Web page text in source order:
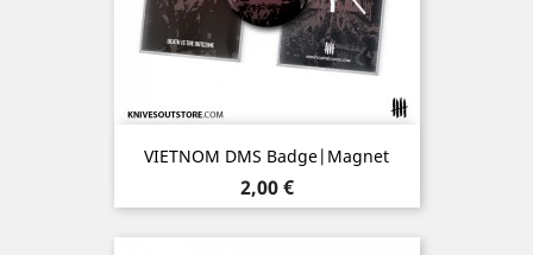
VIETNOM DMS Badge|Magnet
Prix
2,00 €